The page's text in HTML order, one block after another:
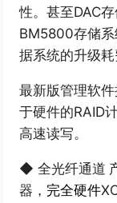
性。甚至DAC
BM5800存储
据系统的升级耗
最新版管理软
于硬件的RAID
高速读写。
◆全光纤通道
器， 完全硬件